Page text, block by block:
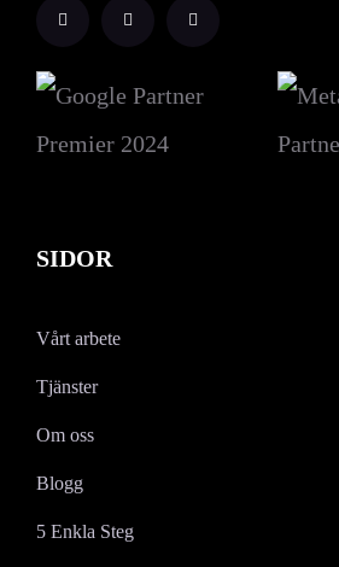
SIDOR
Vårt arbete
Tjänster
Om oss
Blogg
5 Enkla Steg